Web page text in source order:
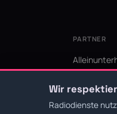
PARTNER
KI
Wir
Radiodienste